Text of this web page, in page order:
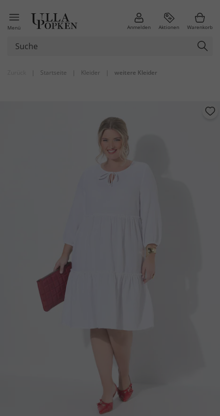
Menü Anmelden Aktionen Warenkorb
| Startseite | Kleider | weitere Kleider